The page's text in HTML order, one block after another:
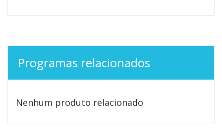
Programas relacionados
Nenhum produto relacionado